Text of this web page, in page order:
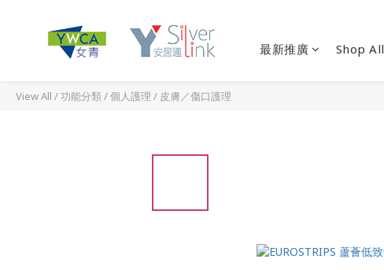
最新推廣 Shop All
View All /功能分類/個人護理 / 皮膚／傷口護理